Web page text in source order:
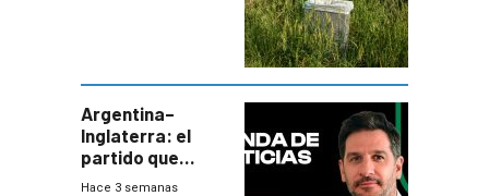
departamental
Argentina–
Inglaterra: el
partido que
nunca termina
Hace 3 semanas